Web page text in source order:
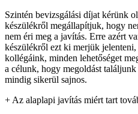
Szintén bevizsgálási díjat kérünk
készülékről megállapítjuk, hogy
nem éri meg a javítás. Erre azért
készülékről ezt ki merjük
kollégáink, minden lehetőséget
a célunk, hogy megoldást
mindig sikerül sajnos.
+ Az alaplapi javítás miért tart